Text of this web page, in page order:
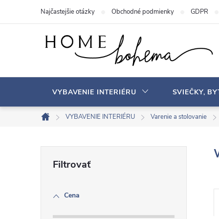
ť
Najčastejšie otázky Obchodné podmienky GDPR
VYBAVENIE INTERIÉRU SVIEČKY,
m
VYBAVENIE INTERIÉRU Varenie a stolovanie
Cena